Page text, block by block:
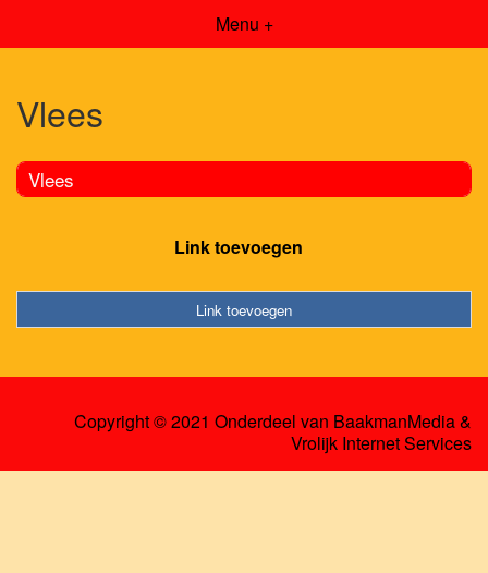
Menu +
Vlees
Vlees
Link toevoegen
Link toevoegen
Copyright © 2021 Onderdeel van BaakmanMedia&
Vrolijk Internet Services